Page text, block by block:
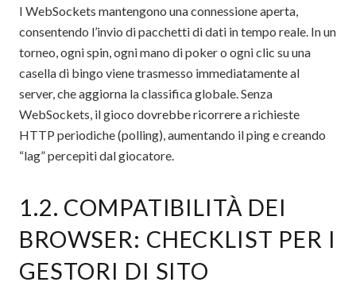
I WebSockets mantengono una connessione aperta,
consentendo l’invio di pacchetti di dati in tempo reale. In un
torneo, ogni spin, ogni mano di poker o ogni clic su una
casella di bingo viene trasmesso immediatamente al
server, che aggiorna la classifica globale. Senza
WebSockets, il gioco dovrebbe ricorrere a richieste
HTTP periodiche (polling), aumentando il ping e creando
“lag” percepiti dal giocatore.
1.2. COMPATIBILITÀ DEI
BROWSER: CHECKLIST PER I
GESTORI DI SITO